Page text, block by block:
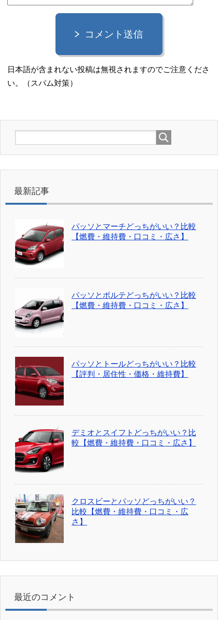
コメント送信
日本語が含まれない投稿は無視されますのでご注意くださ
い。（スパム対策）
最新記事
パッソとマーチどっちがいい？比較
【燃費・維持費・口コミ・広さ】
パッソとポルテどっちがいい？比較
【燃費・維持費・口コミ・広さ】
パッソとトールどっちがいい？比較
【評判・居住性・価格・維持費】
デミオとスイフトどっちがいい？比
較【燃費・維持費・口コミ・広さ】
クロスビーとパッソどっちがいい？
比較【燃費・維持費・口コミ・広
さ】
最近のコメント